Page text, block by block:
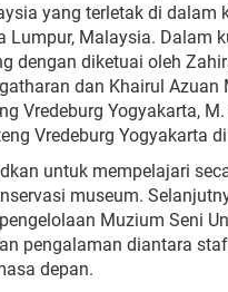
yang terletak di dalam
Lumpur, Malaysia. Dalam
dengan diketuai oleh
dan Khairul Azuan
Vredeburg Yogyakarta,
Vredeburg Yogyakarta
untuk mempelajari
museum.
pengelolaan Muzium Seni
pengalaman diantara
depan.